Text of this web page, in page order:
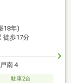
18年)
徒歩17分
南４
駐車2台